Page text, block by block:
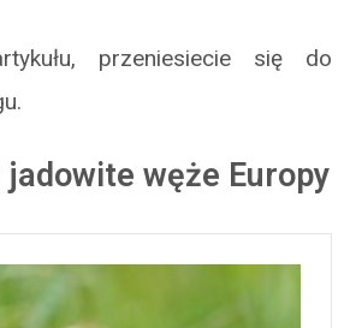
przeniesiecie się do
węże Europy